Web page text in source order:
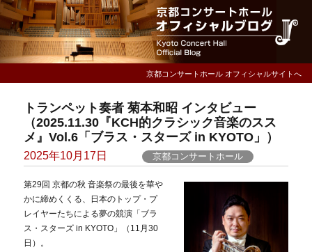
京都コンサートホール オフィシャルサイトへ
トランペット奏者 菊本和昭 インタビュー
（2025.11.30『KCH的クラシック音楽のスス
メ』Vol.6「ブラス・スターズ in KYOTO」）
Posted
2025年10月17日 京都コンサートホール
第29回 京都の秋 音楽祭の最後を華や
かに締めくくる、日本のトップ・プ
レイヤーたちによる夢の競演「ブラ
ス・スターズ in KYOTO」（11月30
日）。